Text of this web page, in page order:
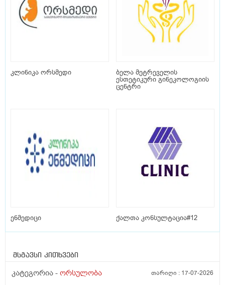
კლინიკა ორსმედი
ბელა მეტრეველის
ესთეტიკური გინეკოლოგიის
ცენტრი
ენმედიცი ქალთა კონსულტაცია#12
მსგავსი კითხვები
კატეგორია - ორსულობა თარიღი : 17-07-2026